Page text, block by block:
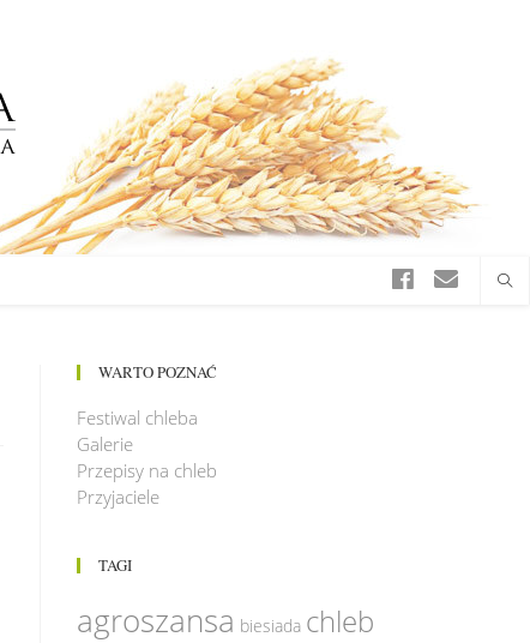
WARTO POZNAĆ
Festiwal chleba
Galerie
Przepisy na chleb
Przyjaciele
TAGI
agroszansa biesiada chleb